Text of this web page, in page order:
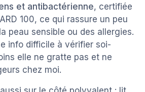
et antibactérienne, certifiée
100, ce qui rassure un peu
peau sensible ou des allergies.
info difficile à vérifier soi-
elle ne gratte pas et ne
chez moi.